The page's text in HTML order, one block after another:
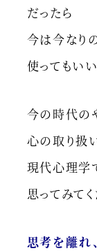
だったら
今は今なり
使ってもい
今の時代の
心の取り扱
現代心理学
思ってみて
思考を離れ